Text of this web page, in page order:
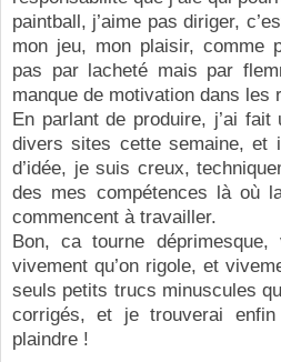
paintball, j’aime pas diriger,
mon jeu, mon plaisir, comme
pas par lacheté mais par
manque de motivation dans
En parlant de produire, j’ai
divers sites cette semaine, et
d’idée, je suis creux,
des mes compétences là où
commencent à travailler.
Bon, ca tourne
vivement qu’on rigole, et
seuls petits trucs minuscules
corrigés, et je trouverai
plaindre !